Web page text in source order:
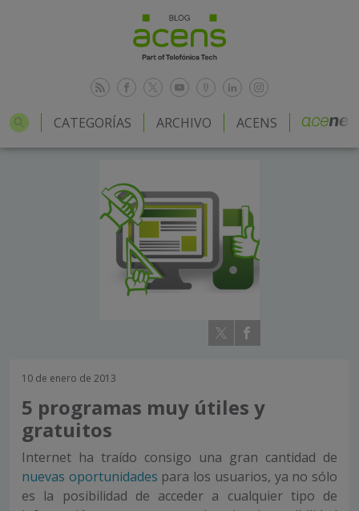
CATEGORÍAS ARCHIVO ACENS
10 de enero de 2013
5 programas muy útiles y
gratuitos
Internet ha traído consigo una gran cantidad de
nuevas oportunidades para los usuarios, ya no sólo
es la posibilidad de acceder a cualquier tipo de